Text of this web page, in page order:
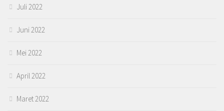
Juli 2022
Juni 2022
Mei 2022
April 2022
Maret 2022